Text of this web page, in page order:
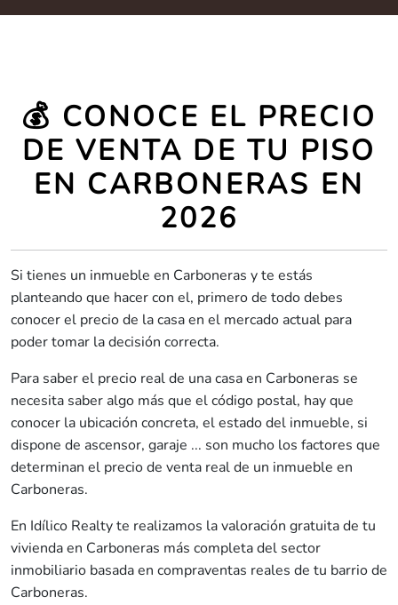
💰 CONOCE EL PRECIO
DE VENTA DE TU PISO
EN CARBONERAS EN
2026
Si tienes un inmueble en Carboneras y te estás
planteando que hacer con el, primero de todo debes
conocer el precio de la casa en el mercado actual para
poder tomar la decisión correcta.
Para saber el precio real de una casa en Carboneras se
necesita saber algo más que el código postal, hay que
conocer la ubicación concreta, el estado del inmueble, si
dispone de ascensor, garaje ... son mucho los factores que
determinan el precio de venta real de un inmueble en
Carboneras.
En Idílico Realty te realizamos la valoración gratuita de tu
vivienda en Carboneras más completa del sector
inmobiliario basada en compraventas reales de tu barrio de
Carboneras.